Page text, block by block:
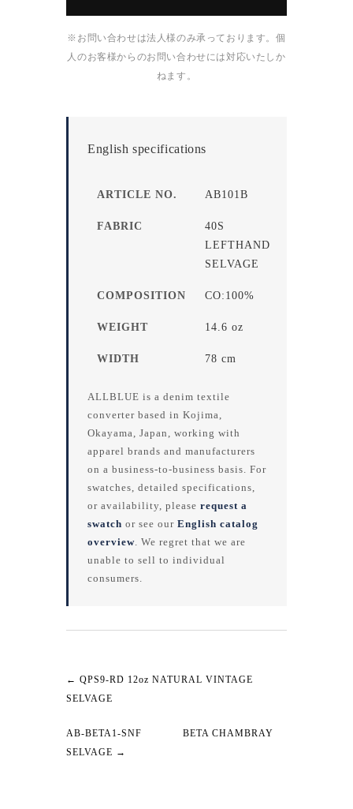
※お問い合わせは法人様のみ承っております。個
人のお客様からのお問い合わせには対応いたしか
ねます。
English specifications
ARTICLE NO. AB101B
FABRIC
40S
LEFTHAND
SELVAGE
COMPOSITION CO:100%
WEIGHT 14.6 oz
WIDTH 78 cm
ALLBLUE is a denim textile
converter based in Kojima,
Okayama, Japan, working with
apparel brands and manufacturers
on a business-to-business basis. For
swatches, detailed specifications,
or availability, please request a
swatch or see our English catalog
overview. We regret that we are
unable to sell to individual
consumers.
← QPS9-RD 12oz NATURAL VINTAGE
SELVAGE
AB-BETA1-SNF BETA CHAMBRAY
SELVAGE →